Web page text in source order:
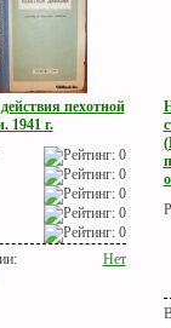
пехотной
1941 г.
Нет